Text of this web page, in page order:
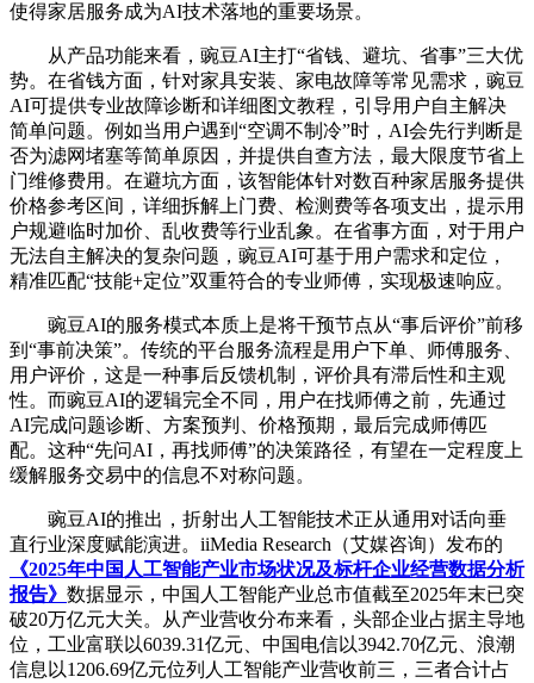
使得家居服务成为AI技术落地的重要场景。
从产品功能来看，豌豆AI主打“省钱、避坑、省事”三大优
势。在省钱方面，针对家具安装、家电故障等常见需求，豌豆
AI可提供专业故障诊断和详细图文教程，引导用户自主解决
简单问题。例如当用户遇到“空调不制冷”时，AI会先行判断是
否为滤网堵塞等简单原因，并提供自查方法，最大限度节省上
门维修费用。在避坑方面，该智能体针对数百种家居服务提供
价格参考区间，详细拆解上门费、检测费等各项支出，提示用
户规避临时加价、乱收费等行业乱象。在省事方面，对于用户
无法自主解决的复杂问题，豌豆AI可基于用户需求和定位，
精准匹配“技能+定位”双重符合的专业师傅，实现极速响应。
豌豆AI的服务模式本质上是将干预节点从“事后评价”前移
到“事前决策”。传统的平台服务流程是用户下单、师傅服务、
用户评价，这是一种事后反馈机制，评价具有滞后性和主观
性。而豌豆AI的逻辑完全不同，用户在找师傅之前，先通过
AI完成问题诊断、方案预判、价格预期，最后完成师傅匹
配。这种“先问AI，再找师傅”的决策路径，有望在一定程度上
缓解服务交易中的信息不对称问题。
豌豆AI的推出，折射出人工智能技术正从通用对话向垂
直行业深度赋能演进。iiMedia Research（艾媒咨询）发布的
《2025年中国人工智能产业市场状况及标杆企业经营数据分析
报告》 数据显示，中国人工智能产业总市值截至2025年末已突
破20万亿元大关。从产业营收分布来看，头部企业占据主导地
位，工业富联以6039.31亿元、中国电信以3942.70亿元、浪潮
信息以1206.69亿元位列人工智能产业营收前三，三者合计占